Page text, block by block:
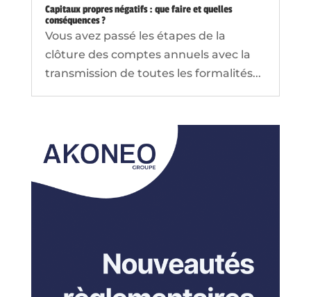
Capitaux propres négatifs : que faire et quelles
conséquences ?
Vous avez passé les étapes de la
clôture des comptes annuels avec la
transmission de toutes les formalités...